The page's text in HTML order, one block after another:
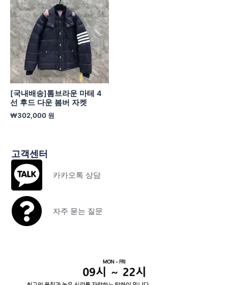
[국내배송]톰브라운 마테 4
선 후드 다운 봄버 자켓
₩302,000 원
고객센터
카카오톡 상담
자주 묻는 질문